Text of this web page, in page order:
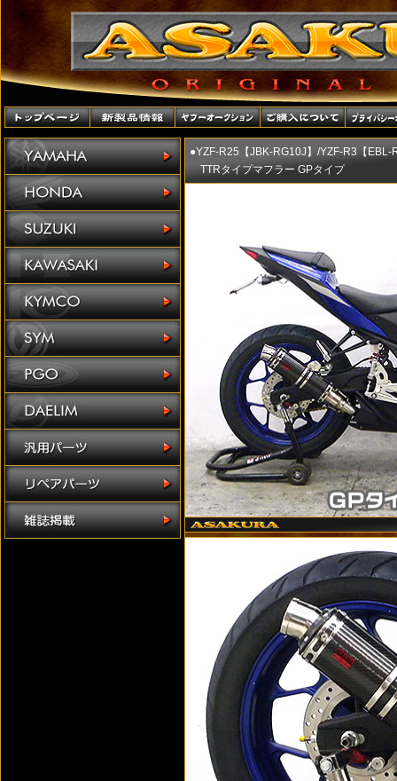
●YZF-R25【JBK-RG10J】/YZF-R3【EBL-
TTRタイプマフラー GPタイプ